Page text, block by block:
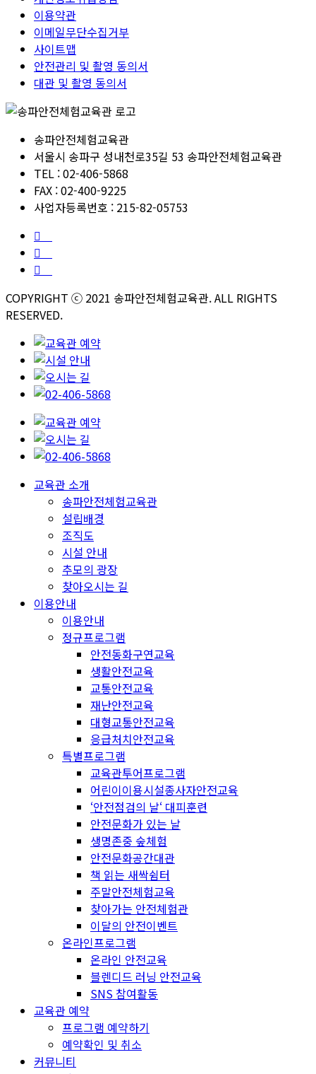
이용약관
이메일무단수집거부
사이트맵
안전관리 및 촬영 동의서
대관 및 촬영 동의서
송파안전체험교육관
서울시 송파구 성내천로35길 53 송파안전체험교육관
TEL : 02-406-5868
FAX : 02-400-9225
사업자등록번호 : 215-82-05753
COPYRIGHT ⓒ 2021 송파안전체험교육관. ALL RIGHTS
RESERVED.
교육관 소개
송파안전체험교육관
설립배경
조직도
시설 안내
추모의 광장
찾아오시는 길
이용안내
이용안내
정규프로그램
안전동화구연교육
생활안전교육
교통안전교육
재난안전교육
대형교통안전교육
응급처치안전교육
특별프로그램
교육관투어프로그램
어린이이용시설종사자안전교육
‘안전점검의 날‘ 대피훈련
안전문화가 있는 날
생명존중 숲체험
안전문화공간대관
책 읽는 새싹쉼터
주말안전체험교육
찾아가는 안전체험관
이달의 안전이벤트
온라인프로그램
온라인 안전교육
블렌디드 러닝 안전교육
SNS 참여활동
교육관 예약
프로그램 예약하기
예약확인 및 취소
커뮤니티